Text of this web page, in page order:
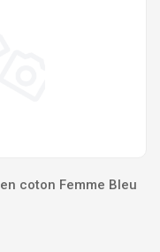
coton Femme Bleu